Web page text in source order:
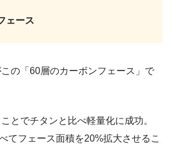
ェース
の「60層のカーボンフェース」で
とでチタンと比べ軽量化に成功。
てフェース面積を20%拡大させるこ